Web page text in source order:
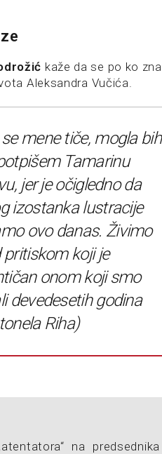
kaže da se po ko zna
Aleksandra Vučića.
mene tiče, mogla bih
Tamarinu
jer je očigledno da
izostanka lustracije
ovo danas. Živimo
pritiskom koji je
onom koji smo
devedesetih godina
Riha)
na predsednika